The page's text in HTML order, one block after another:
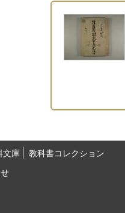
文庫
教科書コレクション